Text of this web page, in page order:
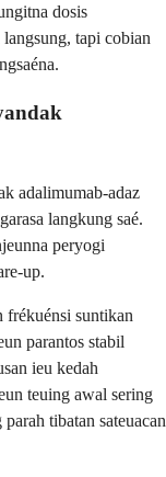
dosis
langsung, tapi cobian
adalimumab-adaz
langkung saé.
peryogi
up.
frékuénsi suntikan
parantos stabil
ieu kedah
teuing awal sering
tibatan sateuacan